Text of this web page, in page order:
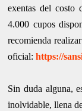
exentas del costo
4.000 cupos
recomienda
oficial:https://
Sin duda alguna,
inolvidable, llena